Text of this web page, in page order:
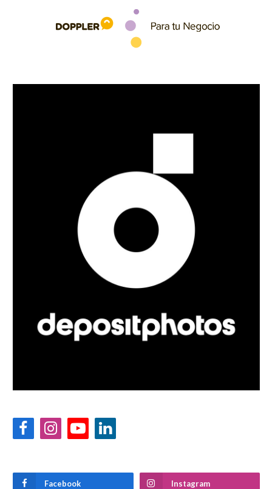
FacebookInstagramYouTubeLinkedIn
Facebook Instagram